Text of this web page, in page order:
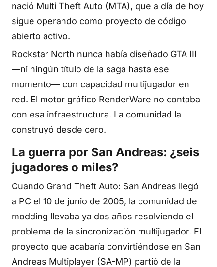
nació Multi Theft Auto (MTA), que a día de hoy
sigue operando como proyecto de código
abierto activo.
Rockstar North nunca había diseñado GTA III
—ni ningún título de la saga hasta ese
momento— con capacidad multijugador en
red. El motor gráfico RenderWare no contaba
con esa infraestructura. La comunidad la
construyó desde cero.
La guerra por San Andreas: ¿seis
jugadores o miles?
Cuando Grand Theft Auto: San Andreas llegó
a PC el 10 de junio de 2005, la comunidad de
modding llevaba ya dos años resolviendo el
problema de la sincronización multijugador. El
proyecto que acabaría convirtiéndose en San
Andreas Multiplayer (SA-MP) partió de la